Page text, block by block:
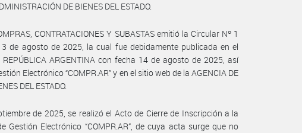
DE BIENES DEL ESTADO.
CONTRATACIONES Y SUBASTAS emitió la Circular Nº 1
de agosto de 2025, la cual fue debidamente publicada en el
REPÚBLICA ARGENTINA con fecha 14 de agosto de 2025, así
Electrónico “COMPR.AR” y en el sitio web de la AGENCIA DE
DEL ESTADO.
de 2025, se realizó el Acto de Cierre de Inscripción a la
Gestión Electrónico “COMPR.AR”, de cuya acta surge que no